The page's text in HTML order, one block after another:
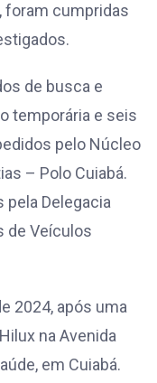
foram cumpridas
de busca e
temporária e seis
pelo Núcleo
– Polo Cuiabá.
Delegacia
de Veículos
2024, após uma
na Avenida
em Cuiabá.